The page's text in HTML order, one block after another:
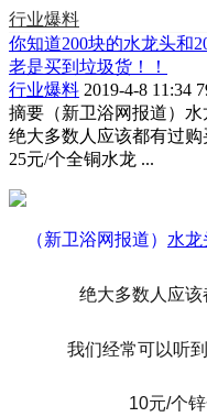
行业爆料
你知道200块的水龙头和
老是买到垃圾货！！
行业爆料 2019-4-8 11:34
摘要 （新卫浴网报道）
绝大多数人应该都有过
25元/个全铜水龙 ...
（新卫浴网报道） 水龙
绝大多数人应该
我们经常可以听
10元/个